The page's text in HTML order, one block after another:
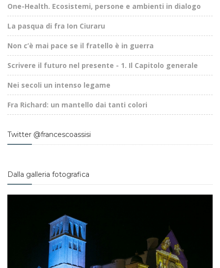
One-Health. Ecosistemi, persone e ambienti in dialogo
La pasqua di fra Ion Ciuraru
Non c’è mai pace se il fratello è in guerra
Scrivere il futuro nel presente - 1. Il Capitolo generale
Nei secoli un intenso legame
Fra Richard: un mantello dai tanti colori
Twitter @francescoassisi
Dalla galleria fotografica